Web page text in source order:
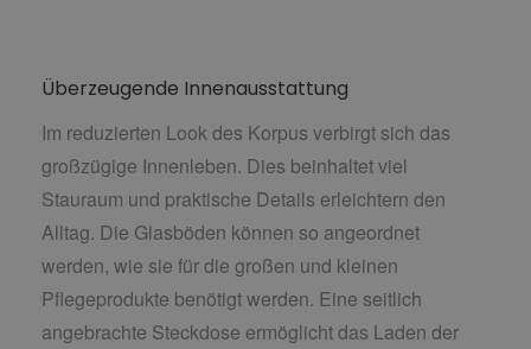
Überzeugende Innenausstattung
Im reduzierten Look des Korpus verbirgt sich das
großzügige Innenleben. Dies beinhaltet viel
Stauraum und praktische Details erleichtern den
Alltag. Die Glasböden können so angeordnet
werden, wie sie für die großen und kleinen
Pflegeprodukte benötigt werden. Eine seitlich
angebrachte Steckdose ermöglicht das Laden der